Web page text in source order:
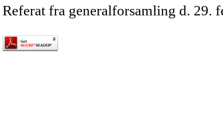
Referat fra generalforsamling d. 29.